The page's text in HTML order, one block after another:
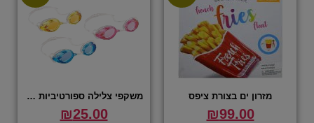
מזרון ים בצורת ציפס
₪99.00
משקפי צלילה ספורטיביות – INTEX
₪25.00